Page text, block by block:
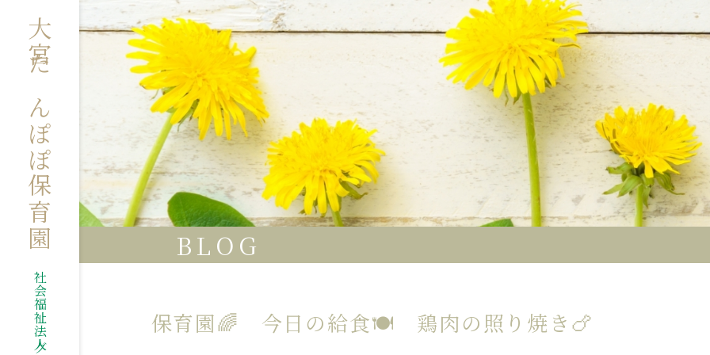
大宮たんぽぽ保育園 BLOG
保育園🌈 今日の給食🍽️ 鶏肉の照り焼き🍗